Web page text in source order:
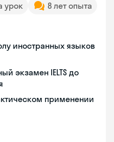
урок
8 лет опыта
иностранных языков
экзамен IELTS до
применении